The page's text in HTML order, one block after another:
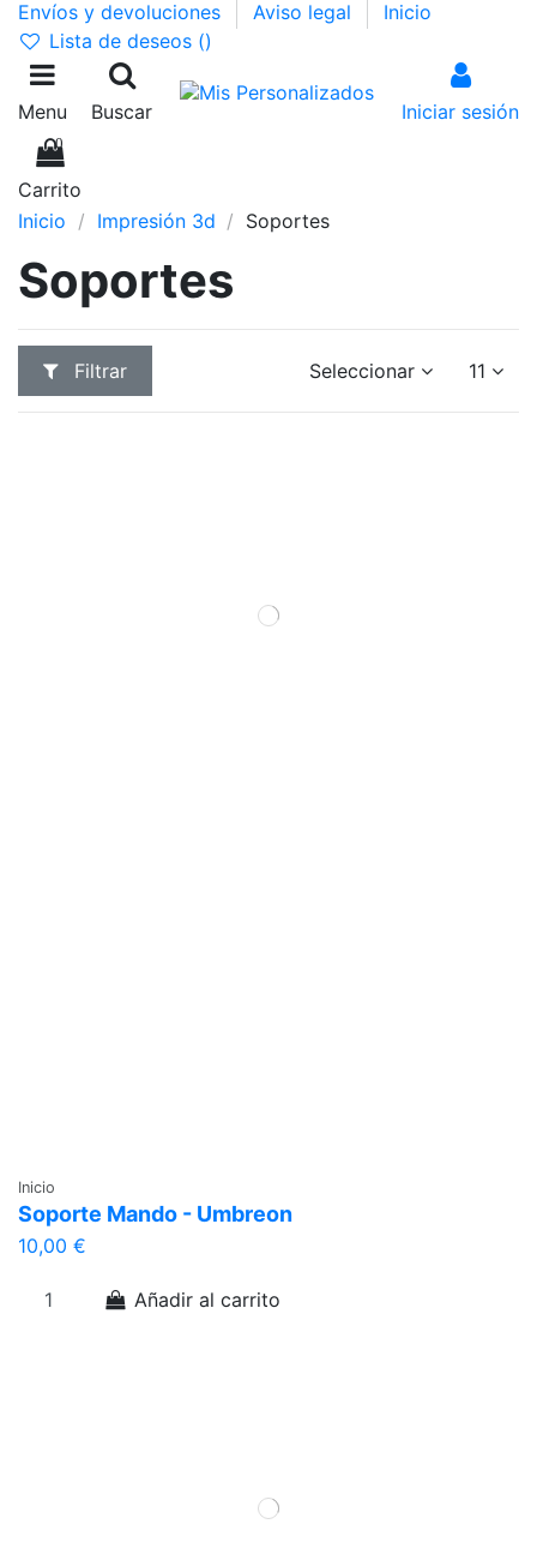
Envíos y devoluciones Aviso legal
Inicio
Lista de deseos ()
Menu Buscar Iniciar sesión
0
Carrito
Inicio
Impresión 3d Soportes
Soportes
Filtrar Seleccionar 11
Inicio
Soporte Mando - Umbreon
10,00 €
Añadir al carrito